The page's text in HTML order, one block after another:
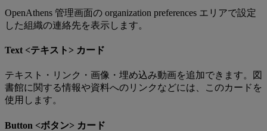
OpenAthens 管理画面の organization preferences エリアで設定
した組織の連絡先を表示します。
Text <テキスト> カード
テキスト・リンク・画像・埋め込み動画を追加できます。図
書館に関する情報や資料へのリンクなどには、このカードを
使用します。
Button <ボタン> カード